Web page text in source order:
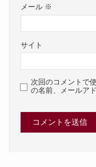
メール ※
サイト
次回のコメントで
の名前、メールア